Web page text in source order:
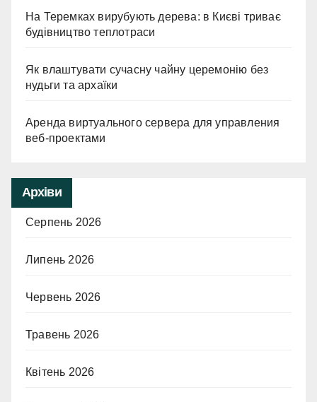
На Теремках вирубують дерева: в Києві триває
будівництво теплотраси
Як влаштувати сучасну чайну церемонію без
нудьги та архаїки
Аренда виртуального сервера для управления
веб-проектами
Архіви
Серпень 2026
Липень 2026
Червень 2026
Травень 2026
Квітень 2026